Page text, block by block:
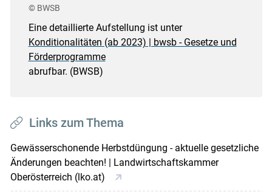
© BWSB
Eine detaillierte Aufstellung ist unter
Konditionalitäten (ab 2023) | bwsb - Gesetze und
Förderprogramme
abrufbar. (BWSB)
Links zum Thema
Gewässerschonende Herbstdüngung - aktuelle gesetzliche
Änderungen beachten! | Landwirtschaftskammer
Oberösterreich (lko.at)